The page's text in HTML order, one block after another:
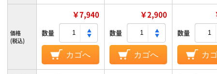
価格
(税込)
￥7,940
数量
カゴへ
￥2,900
数量
カゴへ
数量
カ